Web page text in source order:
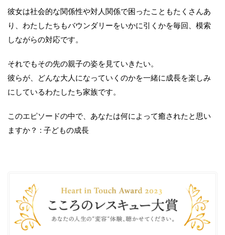
彼女は社会的な関係性や対人関係で困ったこともたくさんあ
り、わたしたちもバウンダリーをいかに引くかを毎回、模索
しながらの対応です。
それでもその先の親子の姿を見ていきたい。
彼らが、どんな大人になっていくのかを一緒に成長を楽しみ
にしているわたしたち家族です。
このエピソードの中で、あなたは何によって癒されたと思い
ますか？ : 子どもの成長